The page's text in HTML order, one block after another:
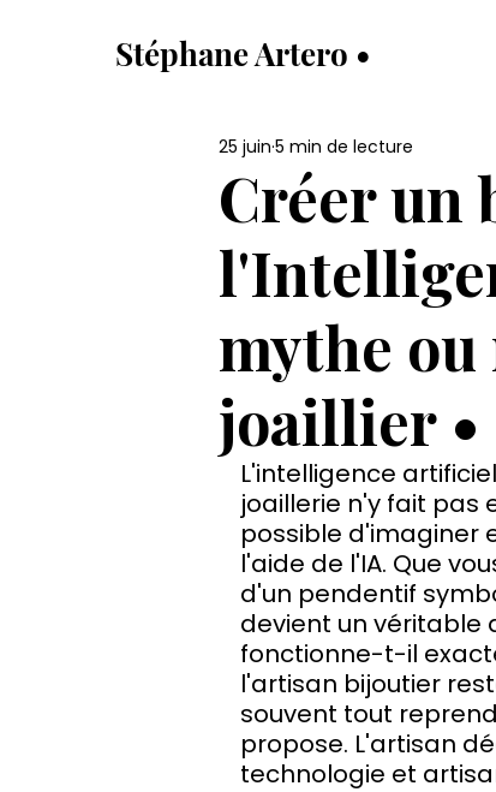
Stéphane Artero •
Créer un
mythe ou
joaillier •
25 juin 5 min de lecture
L'intelligence
joaillerie n'y fait pas
possible d'imaginer
l'aide de l'IA. Que
d'un pendentif
devient un véritable
fonctionne-t-il
l'artisan bijoutier
souvent tout
propose. L'artisan
technologie et